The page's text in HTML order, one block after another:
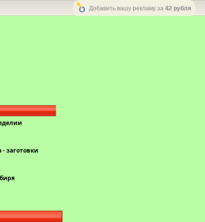
заготовки
Добавить вашу рекламу за 42 рубля